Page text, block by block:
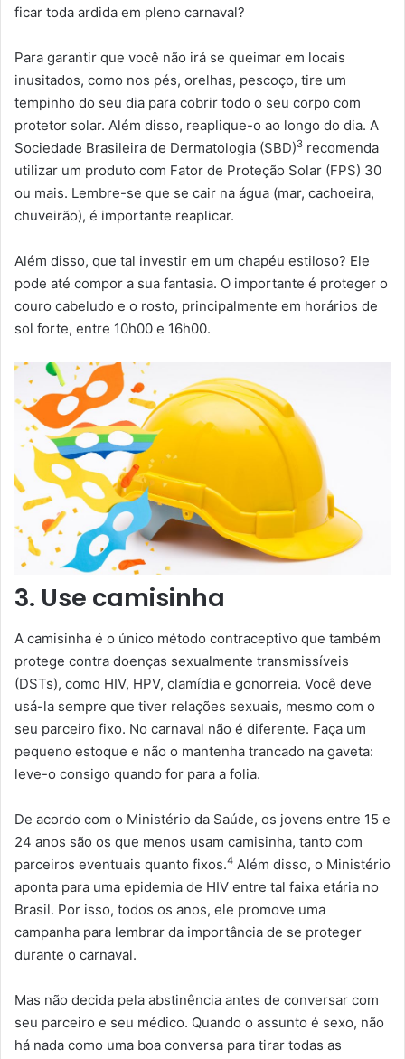
ficar toda ardida em pleno carnaval?
Para garantir que você não irá se queimar em locais
inusitados, como nos pés, orelhas, pescoço, tire um
tempinho do seu dia para cobrir todo o seu corpo com
protetor solar. Além disso, reaplique-o ao longo do dia. A
Sociedade Brasileira de Dermatologia (SBD)3 recomenda
utilizar um produto com Fator de Proteção Solar (FPS) 30
ou mais. Lembre-se que se cair na água (mar, cachoeira,
chuveirão), é importante reaplicar.
Além disso, que tal investir em um chapéu estiloso? Ele
pode até compor a sua fantasia. O importante é proteger o
couro cabeludo e o rosto, principalmente em horários de
sol forte, entre 10h00 e 16h00.
3. Use camisinha
A camisinha é o único método contraceptivo que também
protege contra doenças sexualmente transmissíveis
(DSTs), como HIV, HPV, clamídia e gonorreia. Você deve
usá-la sempre que tiver relações sexuais, mesmo com o
seu parceiro fixo. No carnaval não é diferente. Faça um
pequeno estoque e não o mantenha trancado na gaveta:
leve-o consigo quando for para a folia.
De acordo com o Ministério da Saúde, os jovens entre 15 e
24 anos são os que menos usam camisinha, tanto com
parceiros eventuais quanto fixos.4 Além disso, o Ministério
aponta para uma epidemia de HIV entre tal faixa etária no
Brasil. Por isso, todos os anos, ele promove uma
campanha para lembrar da importância de se proteger
durante o carnaval.
Mas não decida pela abstinência antes de conversar com
seu parceiro e seu médico. Quando o assunto é sexo, não
há nada como uma boa conversa para tirar todas as